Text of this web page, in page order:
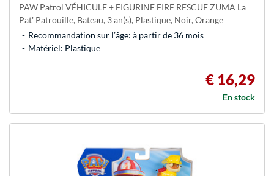
PAW Patrol VÉHICULE + FIGURINE FIRE RESCUE ZUMA La
Pat' Patrouille, Bateau, 3 an(s), Plastique, Noir, Orange
Recommandation sur l’âge: à partir de 36 mois
Matériel: Plastique
€ 16,29
En stock